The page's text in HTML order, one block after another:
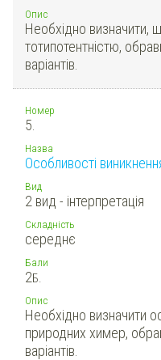
Опис
Необхідно визначити,
тотипотентністю,
варіантів.
Номер
5.
Назва
Особливості
Вид
2 вид - інтерпретація
Складність
середнє
Бали
2Б.
Опис
Необхідно визначити
природних химер,
варіантів.